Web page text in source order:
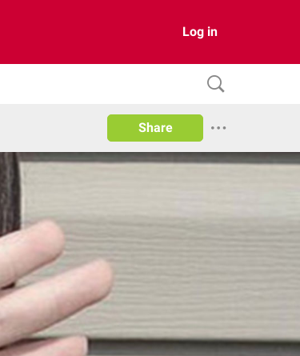
Log in
Share